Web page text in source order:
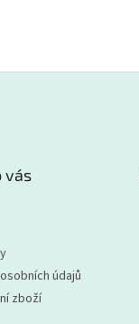
vás
údajů
zboží